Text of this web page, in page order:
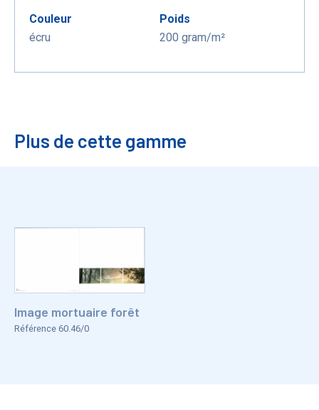
Couleur
écru
Poids
200 gram/m²
Plus de cette gamme
Image mortuaire forêt
Référence 60.46/0